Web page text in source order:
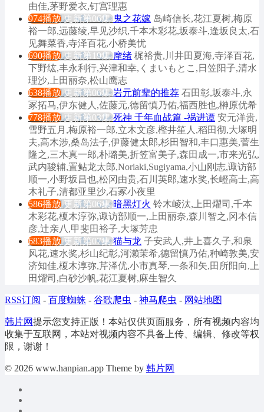
由佳,茅野爱衣,钉宫理惠
974播放 更新第06集 鬼之花嫁 岛崎信长,花江夏树,梅原
裕一郎,远藤绫,早见沙织,千本木彩花,坂泰斗,逢坂良太,石
见舞菜香,寺泽百花,小桥美忧
690播放 更新第19集 摩绪 梶裕贵,川井田夏海,寺泽百花,
下野纮,丰永利行,兴津和幸,くまいもとこ,日笠阳子,清水
理沙,上田丽奈,松山鹰志
638播放 更新第06集 岩元前辈的推荐 石田彰,坂泰斗,永
冢拓马,伊东健人,佐藤元,德留慎乃佑,福西胜也,榊原优希
778播放 更新第03集 死神 千年血战篇 -祸进谭 安元洋贵,
雪野五月,梅原裕一郎,立木文彦,樫井笙人,稻田彻,大塚明
夫,高木涉,桑岛法子,伊藤健太郎,杉田智和,丰口惠美,菅生
隆之,三木真一郎,朴璐美,折笠富美子,森田成一,市来光弘,
武内骏辅,置鲇龙太郎,Noriaki,Sugiyama,小山刚志,诹访部
顺一,小野坂昌也,松冈由贵,石川英郎,速水奖,长嶝高士,高
木礼子,清都亚里沙,石冢小夜里
586播放 更新第06集 暗黑灯火 铃木崚汰,上田燿司,千本
木彩花,榎木淳弥,诹访部顺一,上田丽奈,森川智之,冈本信
彦,辻亲八,甲斐田裕子,大塚芳忠
683播放 更新第07集 猫与龙 子安武人,井上喜久子,和泉
风花,速水奖,杉山纪彰,河濑茉希,德留慎乃佑,种崎敦美,安
济知佳,榎木淳弥,芹泽优,小市真琴,一条和矢,田所阳向,上
田燿司,白砂沙帆,花江夏树,麻生智久
RSS订阅 - 百度蜘蛛 - 谷歌爬虫 - 神马爬虫 - 网站地图
韩片网提示您支持正版！本站仅供页面服务，所有视频内容均
收集于互联网，本站对视频内容不具备上传、编辑、修改等权
限，谢谢！
© 2026 www.hanpian.app Theme by 韩片网